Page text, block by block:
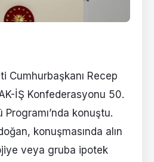
Cumhurbaşkanı Recep
İŞ Konfederasyonu 50.
Programı’nda konuştu.
konuşmasında alın
veya gruba ipotek